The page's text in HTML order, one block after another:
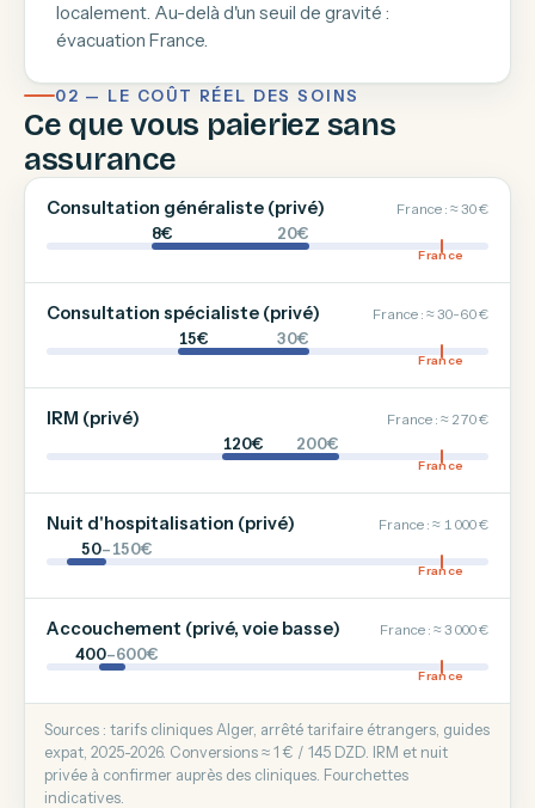
localement. Au-delà d'un seuil de gravité :
évacuation France.
02 — LE COÛT RÉEL DES SOINS
Ce que vous paieriez sans
assurance
Consultation généraliste (privé) France : ≈ 30 €
8€ 20€
France
Consultation spécialiste (privé) France : ≈ 30-60 €
15€ 30€
France
IRM (privé) France : ≈ 270 €
120€ 200€
France
Nuit d'hospitalisation (privé) France : ≈ 1 000 €
50–150€
France
Accouchement (privé, voie basse) France : ≈ 3 000 €
400–600€
France
Sources : tarifs cliniques Alger, arrêté tarifaire étrangers, guides
expat, 2025-2026. Conversions ≈ 1 € / 145 DZD. IRM et nuit
privée à confirmer auprès des cliniques. Fourchettes
indicatives.